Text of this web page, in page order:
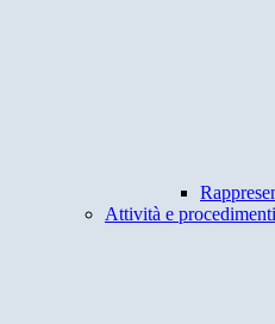
Attività e procedimenti